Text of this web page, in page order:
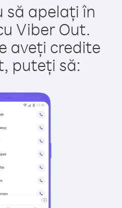
să apelați în
Viber Out.
aveți credite
puteți să: